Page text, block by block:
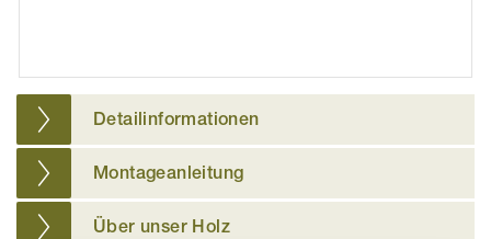
Detailinformationen
Montageanleitung
Über unser Holz